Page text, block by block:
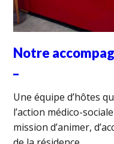
Notre
Une équipe d’hôtes
l’action médico-
mission d’animer,